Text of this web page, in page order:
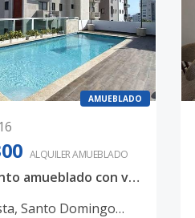
AMUEBLADO
ALQUILERAMUEBLADO
Apartamento amueblado con vista al mar en Bella Vista
, Santo Domingo